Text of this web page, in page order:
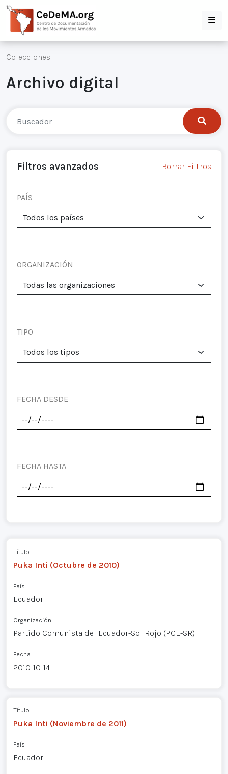
Colecciones
Archivo digital
Filtros avanzados Borrar Filtros
PAÍS
ORGANIZACIÓN
TIPO
FECHA DESDE
FECHA HASTA
Título
Puka Inti (Octubre de 2010)
País
Ecuador
Organización
Partido Comunista del Ecuador-Sol Rojo (PCE-SR)
Fecha
2010-10-14
Título
Puka Inti (Noviembre de 2011)
País
Ecuador